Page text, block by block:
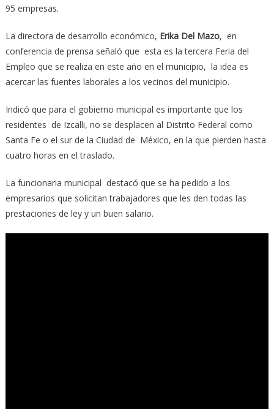
95 empresas.
La directora de desarrollo económico, Erika Del Mazo, en
conferencia de prensa señaló que esta es la tercera Feria del
Empleo que se realiza en este año en el municipio, la idea es
acercar las fuentes laborales a los vecinos del municipio.
Indicó que para el gobierno municipal es importante que los
residentes de Izcalli, no se desplacen al Distrito Federal como
Santa Fe o el sur de la Ciudad de México, en la que pierden hasta
cuatro horas en el traslado.
La funcionaria municipal destacó que se ha pedido a los
empresarios que solicitan trabajadores que les den todas las
prestaciones de ley y un buen salario.